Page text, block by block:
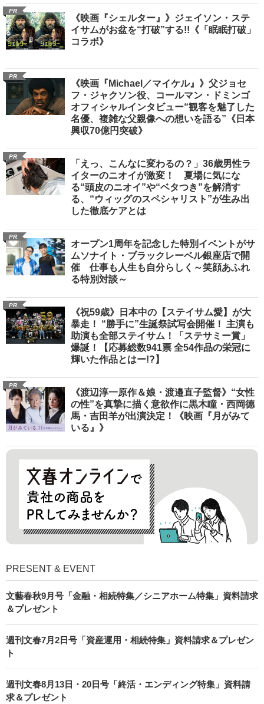
PR
《映画『シェルター』》ジェイソン・ステ
イサムがお盆を“打破”する!!《「眠眠打破」
コラボ》
PR
《映画『Michael／マイケル』》父ジョセ
フ・ジャクソン役、コールマン・ドミンゴ
オフィシャルインタビュー“観客を魅了した
名優、複雑な父親像への想いを語る”《日本
興収70億円突破》
PR
「えっ、こんなに変わるの？」36歳男性ラ
イターのニオイが激変！ 夏場に気にな
る“頭皮のニオイ”や“ベタつき”を解消す
る、“ウィッグのスペシャリスト”が生み出
した徹底ケアとは
PR
オープン1周年を記念した特別イベントがサ
ムソナイト・ブラックレーベル銀座店で開
催 仕事も人生も自分らしく～笑顔あふれ
る特別対談～
PR
《祝59歳》日本中の【ステイサム愛】が大
暴走！ “勝手に”生誕祭試写会開催！ 主演も
助演も全部ステイサム！「ステサミー賞」
爆誕！【応募総数941票 全54作品の栄冠に
輝いた作品とはー!?】
PR
《渡辺淳一原作＆娘・渡邉直子監督》“女性
の性”を真摯に描く意欲作に黒木瞳・西岡德
馬・吉田羊が出演決定！《映画『月がみて
いる』》
PRESENT & EVENT
文藝春秋9月号「金融・相続特集／シニアホーム特集」資料請求
＆プレゼント
週刊文春7月2日号「資産運用・相続特集」資料請求＆プレゼン
ト
週刊文春8月13日・20日号「終活・エンディング特集」資料請
求＆プレゼント